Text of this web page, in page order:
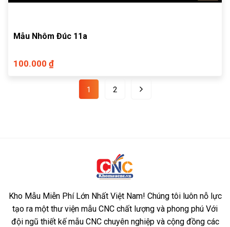
Mẫu Nhôm Đúc 11a
100.000 ₫
1 2
Kho Mẫu Miễn Phí Lớn Nhất Việt Nam! Chúng tôi luôn nỗ lực
tạo ra một thư viện mẫu CNC chất lượng và phong phú Với
đội ngũ thiết kế mẫu CNC chuyên nghiệp và cộng đồng các